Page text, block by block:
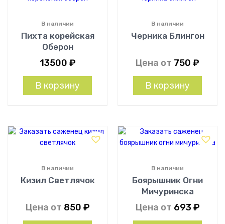
Пихта корейская
Оберон
В наличии
13500 ₽
В корзину
Черника Блингон
В наличии
Цена от 750 ₽
В корзину
Кизил Светлячок
В наличии
Цена от 850 ₽
Боярышник Огни
Мичуринска
В наличии
Цена от 693 ₽